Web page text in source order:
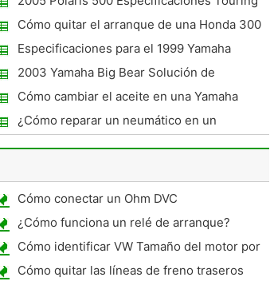
clásicos
Cómo quitar el arranque de una Honda 300
Especificaciones para el 1999 Yamaha
Banshee 350
2003 Yamaha Big Bear Solución de
problemas
Cómo cambiar el aceite en una Yamaha
Phazer
¿Cómo reparar un neumático en un
remolque
Cómo conectar un Ohm DVC
¿Cómo funciona un relé de arranque?
Cómo identificar VW Tamaño del motor por
número de bloque
Cómo quitar las líneas de freno traseros